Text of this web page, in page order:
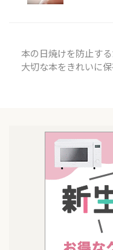
本の日焼けを防止す
大切な本をきれいに保